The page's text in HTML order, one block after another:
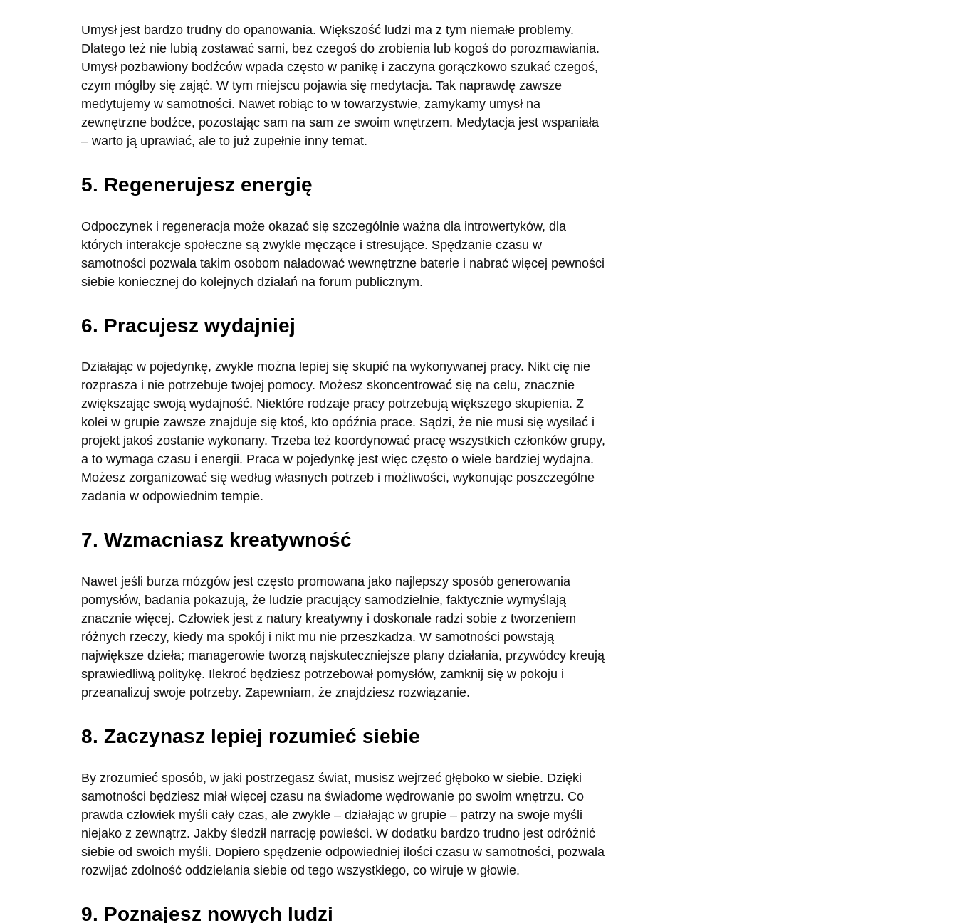
Umysł jest bardzo trudny do opanowania. Większość ludzi ma z tym niemałe problemy.
Dlatego też nie lubią zostawać sami, bez czegoś do zrobienia lub kogoś do porozmawiania.
Umysł pozbawiony bodźców wpada często w panikę i zaczyna gorączkowo szukać czegoś,
czym mógłby się zająć. W tym miejscu pojawia się medytacja. Tak naprawdę zawsze
medytujemy w samotności. Nawet robiąc to w towarzystwie, zamykamy umysł na
zewnętrzne bodźce, pozostając sam na sam ze swoim wnętrzem. Medytacja jest wspaniała
– warto ją uprawiać, ale to już zupełnie inny temat.
5. Regenerujesz energię
Odpoczynek i regeneracja może okazać się szczególnie ważna dla introwertyków, dla
których interakcje społeczne są zwykle męczące i stresujące. Spędzanie czasu w
samotności pozwala takim osobom naładować wewnętrzne baterie i nabrać więcej pewności
siebie koniecznej do kolejnych działań na forum publicznym.
6. Pracujesz wydajniej
Działając w pojedynkę, zwykle można lepiej się skupić na wykonywanej pracy. Nikt cię nie
rozprasza i nie potrzebuje twojej pomocy. Możesz skoncentrować się na celu, znacznie
zwiększając swoją wydajność. Niektóre rodzaje pracy potrzebują większego skupienia. Z
kolei w grupie zawsze znajduje się ktoś, kto opóźnia prace. Sądzi, że nie musi się wysilać i
projekt jakoś zostanie wykonany. Trzeba też koordynować pracę wszystkich członków grupy,
a to wymaga czasu i energii. Praca w pojedynkę jest więc często o wiele bardziej wydajna.
Możesz zorganizować się według własnych potrzeb i możliwości, wykonując poszczególne
zadania w odpowiednim tempie.
7. Wzmacniasz kreatywność
Nawet jeśli burza mózgów jest często promowana jako najlepszy sposób generowania
pomysłów, badania pokazują, że ludzie pracujący samodzielnie, faktycznie wymyślają
znacznie więcej. Człowiek jest z natury kreatywny i doskonale radzi sobie z tworzeniem
różnych rzeczy, kiedy ma spokój i nikt mu nie przeszkadza. W samotności powstają
największe dzieła; managerowie tworzą najskuteczniejsze plany działania, przywódcy kreują
sprawiedliwą politykę. Ilekroć będziesz potrzebował pomysłów, zamknij się w pokoju i
przeanalizuj swoje potrzeby. Zapewniam, że znajdziesz rozwiązanie.
8. Zaczynasz lepiej rozumieć siebie
By zrozumieć sposób, w jaki postrzegasz świat, musisz wejrzeć głęboko w siebie. Dzięki
samotności będziesz miał więcej czasu na świadome wędrowanie po swoim wnętrzu. Co
prawda człowiek myśli cały czas, ale zwykle – działając w grupie – patrzy na swoje myśli
niejako z zewnątrz. Jakby śledził narrację powieści. W dodatku bardzo trudno jest odróżnić
siebie od swoich myśli. Dopiero spędzenie odpowiedniej ilości czasu w samotności, pozwala
rozwijać zdolność oddzielania siebie od tego wszystkiego, co wiruje w głowie.
9. Poznajesz nowych ludzi